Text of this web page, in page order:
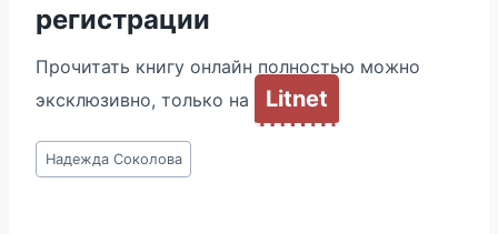
регистрации
Прочитать книгу онлайн полностью можно
эксклюзивно, только на
Litnet
Метки
записи:
Надежда Соколова